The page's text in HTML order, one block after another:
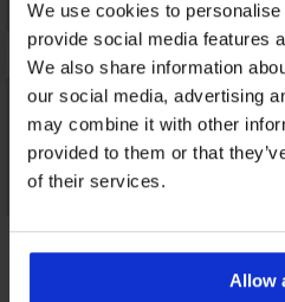
We use cookies to
provide social media features
We also share information
our social media, advertising
may combine it with other
provided to them or that
of their services.
Allow
4,9
3+1 GRATIS